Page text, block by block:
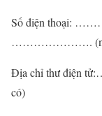
Số điện thoại:
………………….
Địa chỉ thư
có)